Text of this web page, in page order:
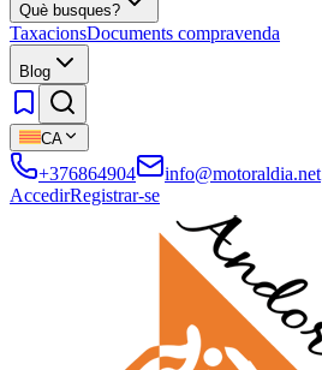
Què busques?
TaxacionsDocuments compravenda
Blog
CA
+376864904
info@motoraldia.net
AccedirRegistrar-se